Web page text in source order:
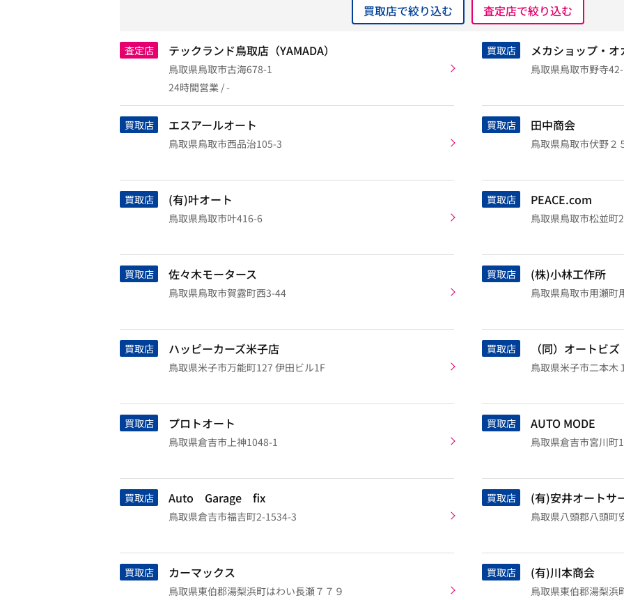
買取店で絞り込む 査定店で絞り込む
査定店 テックランド鳥取店（YAMADA）
鳥取県鳥取市古海678-1
24時間営業 / -
買取店 メカショップ・オ
鳥取県鳥取市野寺
買取店 エスアールオート
鳥取県鳥取市西品治105-3
買取店 田中商会
鳥取県鳥取市伏野２
買取店 (有)叶オート
鳥取県鳥取市叶416-6
買取店 PEACE.com
鳥取県鳥取市松並
買取店 佐々木モータース
鳥取県鳥取市賀露町西3-44
買取店 (株)小林工作所
鳥取県鳥取市用瀬町
買取店 ハッピーカーズ米子店
鳥取県米子市万能町127 伊田ビル1F
買取店 （同）オートビズ
鳥取県米子市二本木
買取店 プロトオート
鳥取県倉吉市上神1048-1
買取店 AUTO MODE
鳥取県倉吉市宮川町
買取店 Auto Garage fix
鳥取県倉吉市福吉町2-1534-3
買取店 (有)安井オートサ
鳥取県八頭郡八頭町
買取店 カーマックス
鳥取県東伯郡湯梨浜町はわい長瀬７７９
買取店 (有)川本商会
鳥取県東伯郡湯梨浜